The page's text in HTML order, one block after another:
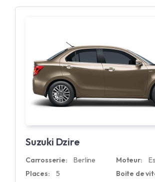
Suzuki Dzire
Carrosserie:
Berline
Places:
5
Moteur:
Boite de